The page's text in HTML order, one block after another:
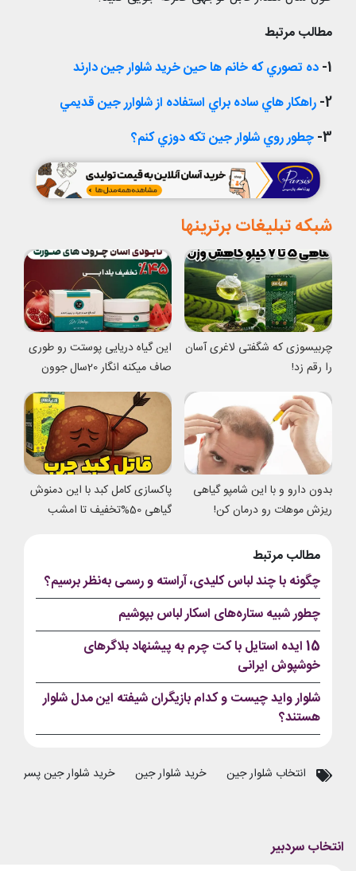
مطالب مرتبط
1- ده تصوري که خانم ها حين خريد شلوار جين دارند
2- راهکار هاي ساده براي استفاده از شلوارر جين قديمي
3- چطور روي شلوار جين تکه دوزي کنم؟
شبکه تبلیغات برترینها
چربیسوزی که شگفتی لاغری آسان
را رقم زد!
این گیاه دریایی پوستت رو طوری
صاف میکنه انگار 20سال جوون
شدی
بدون دارو و با این شامپو گیاهی
ریزش موهات رو درمان کن!
پاکسازی کامل کبد با این دمنوش
گیاهی 50%تخفیف تا امشب
مطالب مرتبط
چگونه با چند لباس کلیدی، آراسته و رسمی به‌نظر برسیم؟
چطور شبیه ستاره‌های اسکار لباس بپوشیم
15 ایده استایل با کت چرم به پیشنهاد بلاگرهای
خوشپوش ایرانی
شلوار واید چیست و کدام بازیگران شیفته این مدل شلوار
هستند؟
انتخاب شلوار جین خرید شلوار جین خرید شلوار جین پسرانه